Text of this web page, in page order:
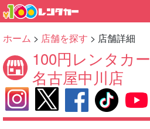
ホーム > 店舗を探す > 店舗詳細
100円レンタカー
名古屋中川店